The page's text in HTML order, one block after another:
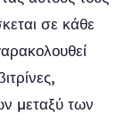
σε κάθε
μεταξύ των